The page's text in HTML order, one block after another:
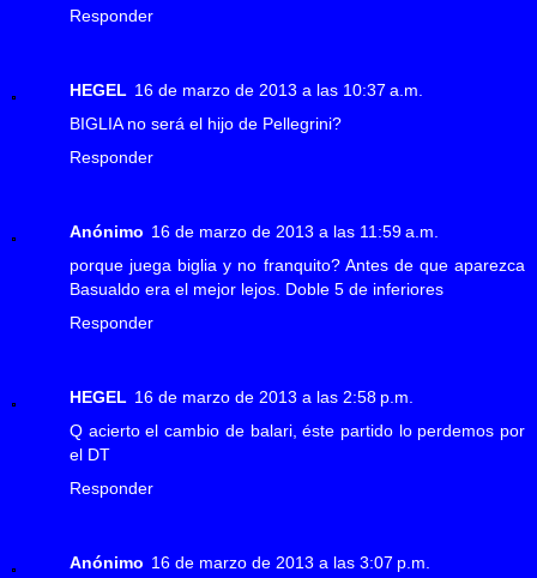
Responder
HEGEL 16 de marzo de 2013 a las 10:37 a.m.
BIGLIA no será el hijo de Pellegrini?
Responder
Anónimo 16 de marzo de 2013 a las 11:59 a.m.
porque juega biglia y no franquito? Antes de que aparezca
Basualdo era el mejor lejos. Doble 5 de inferiores
Responder
HEGEL 16 de marzo de 2013 a las 2:58 p.m.
Q acierto el cambio de balari, éste partido lo perdemos por
el DT
Responder
Anónimo 16 de marzo de 2013 a las 3:07 p.m.